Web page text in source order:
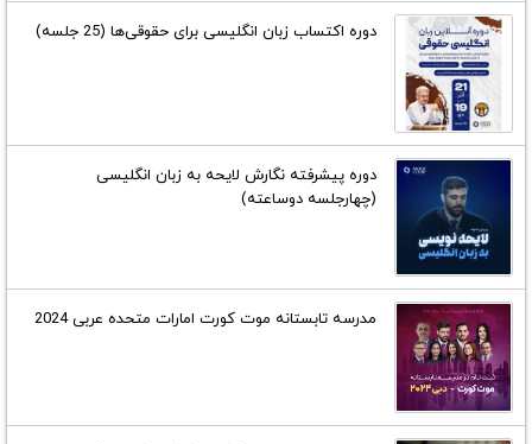
دوره اکتساب زبان انگلیسی برای حقوقی‌ها (25 جلسه)
دوره پیشرفته نگارش لایحه به زبان انگلیسی
(چهارجلسه دوساعته)
مدرسه تابستانه موت کورت امارات متحده عربی 2024